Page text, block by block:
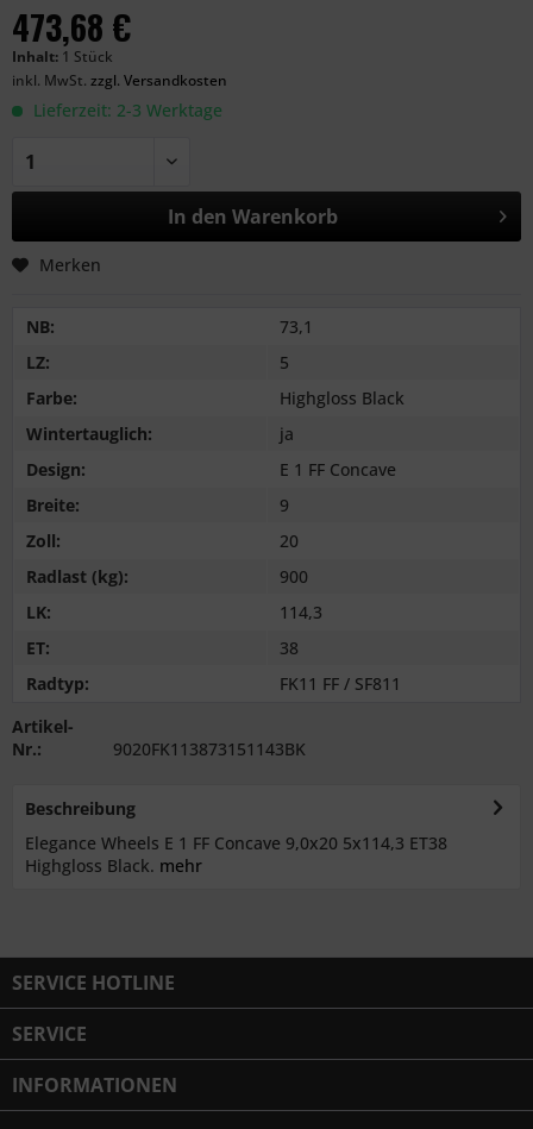
473,68 €
Inhalt: 1 Stück
inkl. MwSt. zzgl. Versandkosten
Lieferzeit: 2-3 Werktage
In den Warenkorb
Merken
NB:
73,1
LZ:
5
Farbe:
Highgloss Black
Wintertauglich:
ja
Design:
E 1 FF Concave
Breite:
9
Zoll:
20
Radlast (kg):
900
LK:
114,3
ET:
38
Radtyp:
FK11 FF / SF811
Artikel-
Nr.:
9020FK113873151143BK
Beschreibung
Elegance Wheels E 1 FF Concave 9,0x20 5x114,3 ET38
Highgloss Black. mehr
SERVICE HOTLINE
SERVICE
INFORMATIONEN